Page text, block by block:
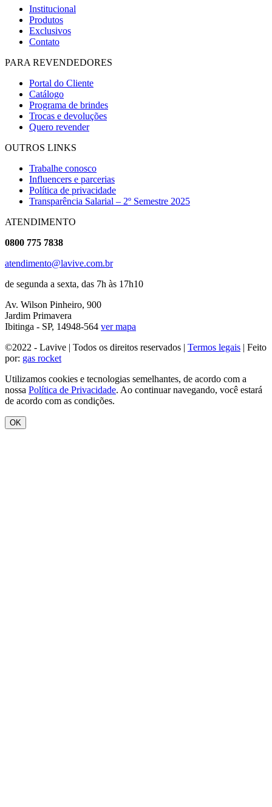
Institucional
Produtos
Exclusivos
Contato
PARA REVENDEDORES
Portal do Cliente
Catálogo
Programa de brindes
Trocas e devoluções
Quero revender
OUTROS LINKS
Trabalhe conosco
Influencers e parcerias
Política de privacidade
Transparência Salarial – 2º Semestre 2025
ATENDIMENTO
0800 775 7838
atendimento@lavive.com.br
de segunda a sexta, das 7h às 17h10
Av. Wilson Pinheiro, 900
Jardim Primavera
Ibitinga - SP, 14948-564 ver mapa
©2022 - Lavive | Todos os direitos reservados | Termos legais | Feito
por: gas rocket
Utilizamos cookies e tecnologias semelhantes, de acordo com a
nossa Política de Privacidade. Ao continuar navegando, você estará
de acordo com as condições.
OK